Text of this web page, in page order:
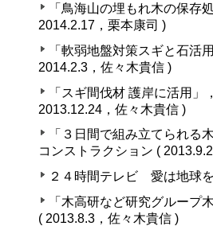
「鳥海山の埋もれ木の保存
2014.2.17，栗本康司 )
「軟弱地盤対策スギと石活
2014.2.3，佐々木貴信 )
「スギ間伐材 護岸に活用」
2013.12.24，佐々木貴信 )
「３日間で組み立てられる
コンストラクション (
２４時間テレビ 愛は地球
「木高研など研究グループ
( 2013.8.3，佐々木貴信 )